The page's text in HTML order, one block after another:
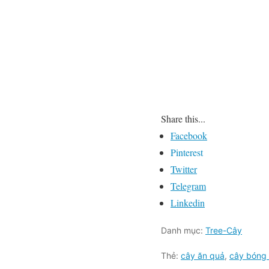
Share this...
Facebook
Pinterest
Twitter
Telegram
Linkedin
Danh mục: Tree-Cây
Thẻ: cây ăn quả, cây bóng